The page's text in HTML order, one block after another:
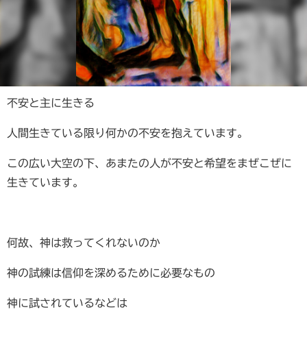
不安と主に生きる
人間生きている限り何かの不安を抱えています。
この広い大空の下、あまたの人が不安と希望をまぜこぜに
生きています。
何故、神は救ってくれないのか
神の試練は信仰を深めるために必要なもの
神に試されているなどは